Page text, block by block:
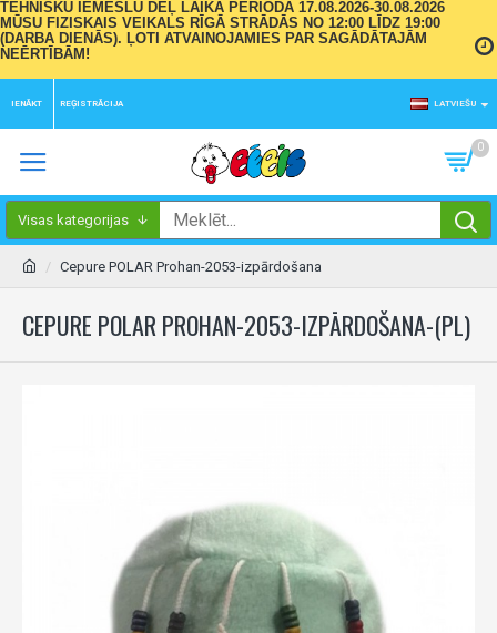
TEHNISKU IEMESLU DĒĻ LAIKA PERIODĀ 17.08.2026-30.08.2026
MŪSU FIZISKAIS VEIKALS RĪGĀ STRĀDĀS NO 12:00 LĪDZ 19:00
(DARBA DIENĀS). ĻOTI ATVAINOJAMIES PAR SAGĀDĀTAJĀM
NEĒRTĪBĀM!
IENĀKT REĢISTRĀCIJA LATVIEŠU
0
Visas kategorijas
Cepure POLAR Prohan-2053-izpārdošana
CEPURE POLAR PROHAN-2053-IZPĀRDOŠANA-(PL)